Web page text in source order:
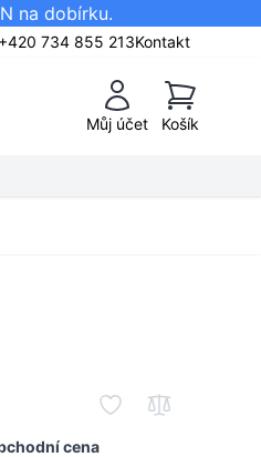
na dobírku.
+420 734 855 213Kontakt
Můj účet
Košík
Košík
cena